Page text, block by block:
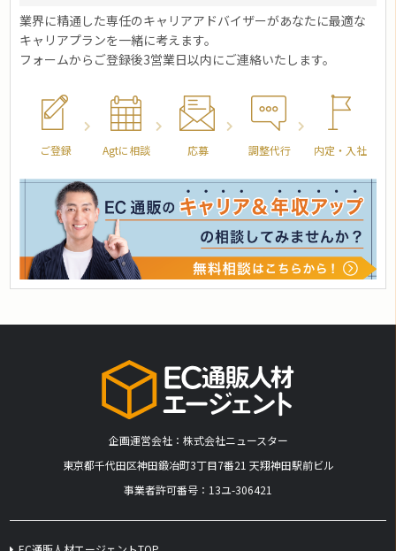
業界に精通した専任のキャリアアドバイザーがあなたに最適な
キャリアプランを一緒に考えます。
フォームからご登録後3営業日以内にご連絡いたします。
ご登録 Agtに相談 応募 調整代行 内定・入社
企画運営会社：株式会社ニュースター
​東京都千代田区神田鍛冶町3丁目7番21 天翔神田駅前ビル
事業者許可番号：13ユ-306421